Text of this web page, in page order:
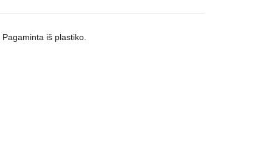
Pagaminta iš plastiko.